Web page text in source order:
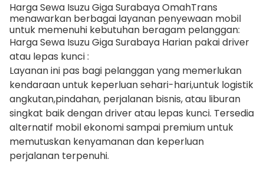
Harga Sewa Isuzu Giga Surabaya OmahTrans
menawarkan berbagai layanan penyewaan mobil
untuk memenuhi kebutuhan beragam pelanggan:
Harga Sewa Isuzu Giga Surabaya Harian pakai driver
atau lepas kunci :
Layanan ini pas bagi pelanggan yang memerlukan
kendaraan untuk keperluan sehari-hari,untuk logistik
angkutan,pindahan, perjalanan bisnis, atau liburan
singkat baik dengan driver atau lepas kunci. Tersedia
alternatif mobil ekonomi sampai premium untuk
memutuskan kenyamanan dan keperluan
perjalanan terpenuhi.